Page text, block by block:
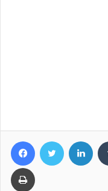
FacebookTwitter
Imprimir